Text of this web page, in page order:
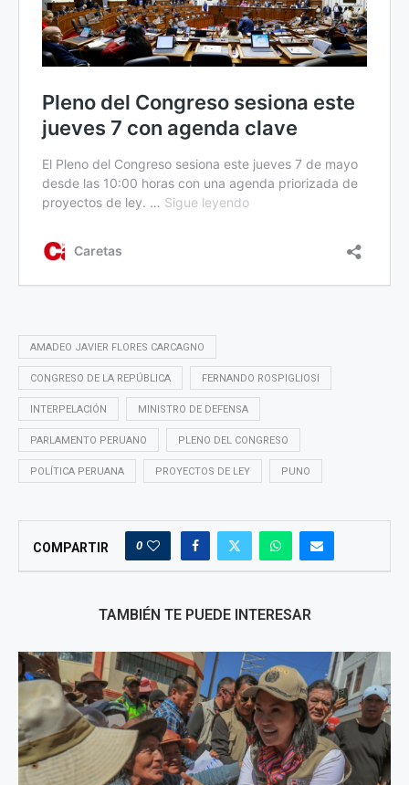
AMADEO JAVIER FLORES CARCAGNO
CONGRESO DE LA REPÚBLICA FERNANDO ROSPIGLIOSI
INTERPELACIÓN MINISTRO DE DEFENSA
PARLAMENTO PERUANO PLENO DEL CONGRESO
POLÍTICA PERUANA PROYECTOS DE LEY PUNO
COMPARTIR 0
TAMBIÉN TE PUEDE INTERESAR